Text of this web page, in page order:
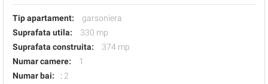
Tip apartament:
garsoniera
Suprafata utila:
330 mp
Suprafata construita:
374 mp
Numar camere:
1
Numar bai:
: 2